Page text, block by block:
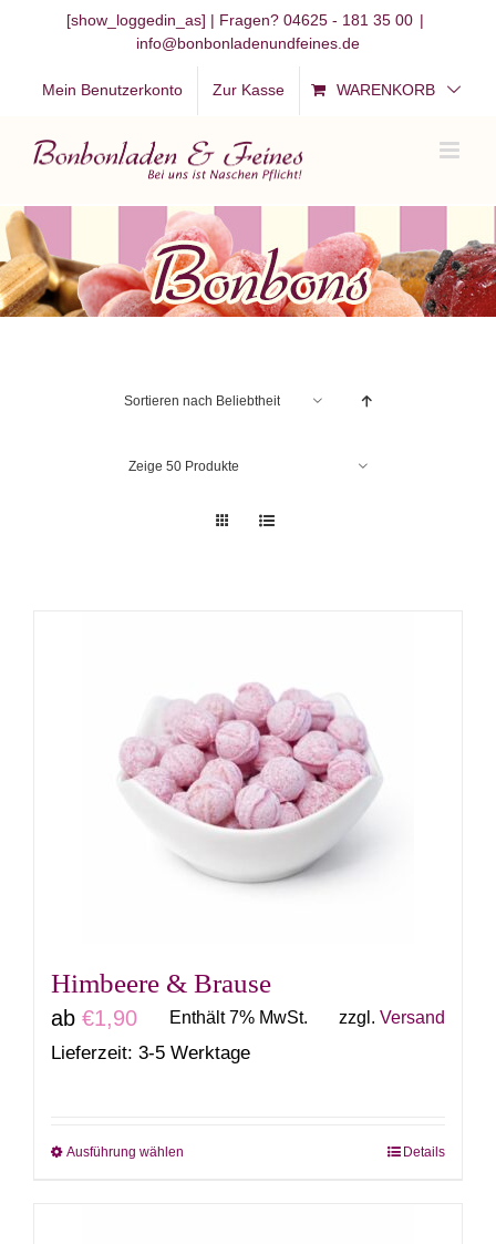
springen
[show_loggedin_as] | Fragen? 04625 - 181 35 00 |
info@bonbonladenundfeines.de
Mein Benutzerkonto Zur Kasse WARENKORB
Sortieren nach Beliebtheit
Zeige 50 Produkte
Himbeere & Brause
ab €1,90 Enthält 7% MwSt. zzgl. Versand
Lieferzeit: 3-5 Werktage
Ausführung wählen Details